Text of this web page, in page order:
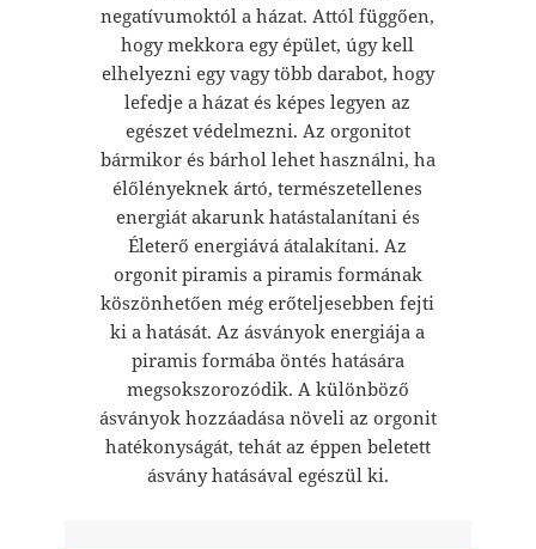
negatívumoktól a házat. Attól függően,
hogy mekkora egy épület, úgy kell
elhelyezni egy vagy több darabot, hogy
lefedje a házat és képes legyen az
egészet védelmezni. Az orgonitot
bármikor és bárhol lehet használni, ha
élőlényeknek ártó, természetellenes
energiát akarunk hatástalanítani és
Életerő energiává átalakítani. Az
orgonit piramis a piramis formának
köszönhetően még erőteljesebben fejti
ki a hatását. Az ásványok energiája a
piramis formába öntés hatására
megsokszorozódik. A különböző
ásványok hozzáadása növeli az orgonit
hatékonyságát, tehát az éppen beletett
ásvány hatásával egészül ki.